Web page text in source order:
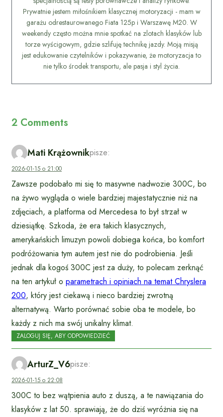
Prywatnie jestem miłośnikiem klasycznej motoryzacji - mam w
garażu odrestaurowanego Fiata 125p i Warszawę M20. W
weekendy często można mnie spotkać na zlotach klasyków lub
torze wyścigowym, gdzie szlifuję technikę jazdy. Moją misją
jest edukowanie czytelników i pokazywanie, że motoryzacja to
nie tylko środek transportu, ale pasja i styl życia.
2 Comments
Mati Krążownikpisze:
2026-01-15 o 21:00
Zawsze podobało mi się to masywne nadwozie 300C, bo
na żywo wygląda o wiele bardziej majestatycznie niż na
zdjęciach, a platforma od Mercedesa to był strzał w
dziesiątkę. Szkoda, że era takich klasycznych,
amerykańskich limuzyn powoli dobiega końca, bo komfort
podróżowania tym autem jest nie do podrobienia. Jeśli
jednak dla kogoś 300C jest za duży, to polecam zerknąć
na ten artykuł o parametrach i opiniach na temat Chryslera
200, który jest ciekawą i nieco bardziej zwrotną
alternatywą. Warto porównać sobie oba te modele, bo
każdy z nich ma swój unikalny klimat.
ZALOGUJ SIĘ, ABY ODPOWIEDZIEĆ
ArturZ_V6pisze:
2026-01-15 o 22:08
300C to bez wątpienia auto z duszą, a te nawiązania do
klasyków z lat 50. sprawiają, że do dziś wyróżnia się na